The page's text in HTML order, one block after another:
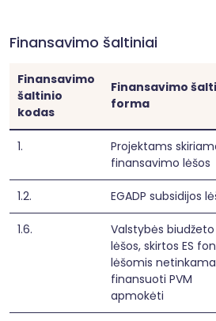
Finansavimo šaltiniai
Finansavimo
šaltinio
kodas
Finansavimo
forma
1.
Projektams
finansavimo lėšos
1.2. EGADP subsidijos
1.6.
Valstybės biudžeto
lėšos, skirtos ES
lėšomis
finansuoti PVM
apmokėti